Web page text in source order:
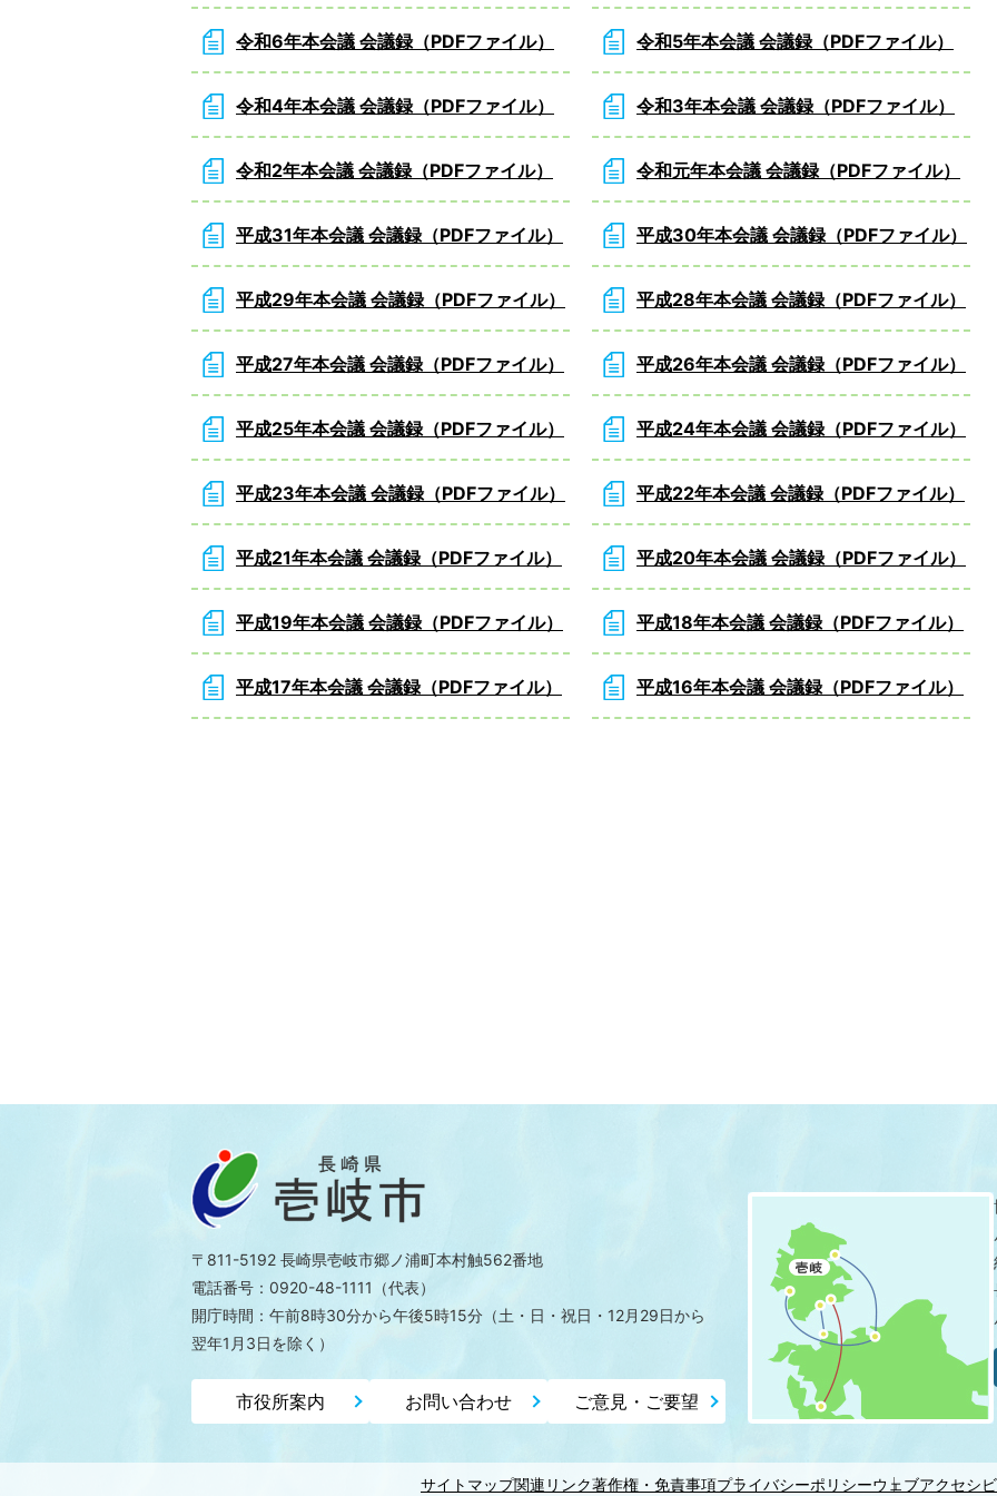
令和6年本会議 会議録（PDFファイル） 令和5年本会議 会議録（PDFファイル）
令和4年本会議 会議録（PDFファイル） 令和3年本会議 会議録（PDFファイル）
令和2年本会議 会議録（PDFファイル） 令和元年本会議 会議録（PDFファイル）
平成31年本会議 会議録（PDFファイル） 平成30年本会議 会議録（PDFファイル）
平成29年本会議 会議録（PDFファイル） 平成28年本会議 会議録（PDFファイル）
平成27年本会議 会議録（PDFファイル） 平成26年本会議 会議録（PDFファイル）
平成25年本会議 会議録（PDFファイル） 平成24年本会議 会議録（PDFファイル）
平成23年本会議 会議録（PDFファイル） 平成22年本会議 会議録（PDFファイル）
平成21年本会議 会議録（PDFファイル） 平成20年本会議 会議録（PDFファイル）
平成19年本会議 会議録（PDFファイル） 平成18年本会議 会議録（PDFファイル）
平成17年本会議 会議録（PDFファイル） 平成16年本会議 会議録（PDFファイル）
〒811-5192 長崎県壱岐市郷ノ浦町本村触562番地
電話番号：0920-48-1111（代表）
開庁時間：午前8時30分から午後5時15分 （土・日・祝日・12月29日から
翌年1月3日を除く）
市役所案内 お問い合わせ ご意見・ご要望
サイトマップ関連リンク著作権・免責事項プライバシーポリシーウェブアクセシ